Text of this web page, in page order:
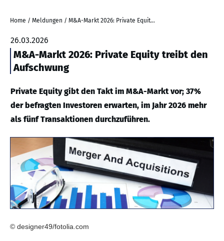
Home / Meldungen / M&A-Markt 2026: Private Equity treibt den Aufschwung
26.03.2026
M&A-Markt 2026: Private Equity treibt den
Aufschwung
Private Equity gibt den Takt im M&A-Markt vor; 37%
der befragten Investoren erwarten, im Jahr 2026 mehr
als fünf Transaktionen durchzuführen.
© designer49/fotolia.com